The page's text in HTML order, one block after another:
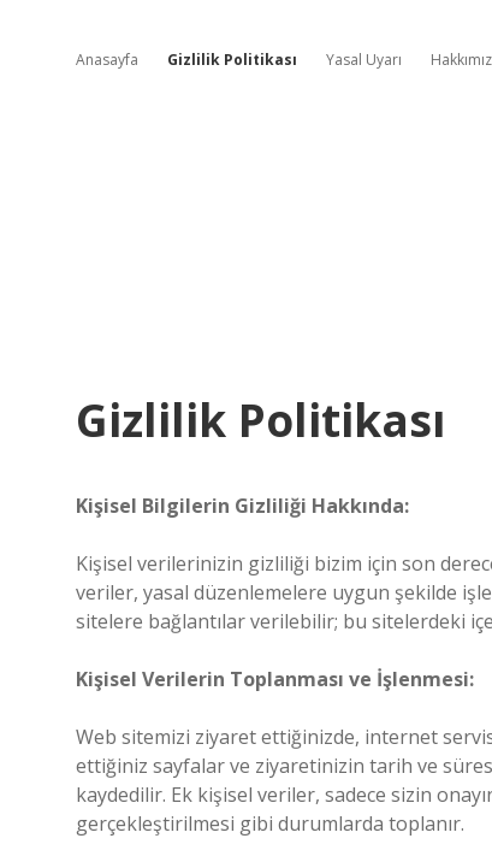
Anasayfa Gizlilik Politikası Yasal Uyarı
Gizlilik Politikası
Kişisel Bilgilerin Gizliliği Hakkında:
Kişisel verilerinizin gizliliği bizim için son
veriler, yasal düzenlemelere uygun şekilde
sitelere bağlantılar verilebilir; bu sitelerdeki
Kişisel Verilerin Toplanması ve İşlenmesi:
Web sitemizi ziyaret ettiğinizde, internet servis
ettiğiniz sayfalar ve ziyaretinizin tarih ve
kaydedilir. Ek kişisel veriler, sadece sizin
gerçekleştirilmesi gibi durumlarda toplanır.